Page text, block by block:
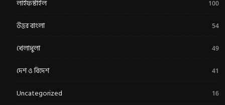
লাইফস্টাইল 100
উত্তর বাংলা 54
খেলাধুলা 49
দেশ ও বিদেশ 41
Uncategorized 16